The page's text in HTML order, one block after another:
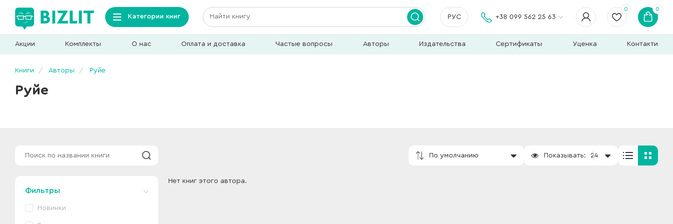
Категории книг РУС +38 099 562 25 63
0 0
Акции Комплекты О нас Оплата и доставка Частые вопросы Авторы Издательства Сертификаты Уценка Контакти
Книги Авторы Руйе
Руйе
По умолчанию Показывать: 24
Фильтры
Новинки
Нет книг этого автора.